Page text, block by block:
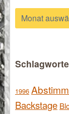
Archiv
Schlagworte
1996
Backstage